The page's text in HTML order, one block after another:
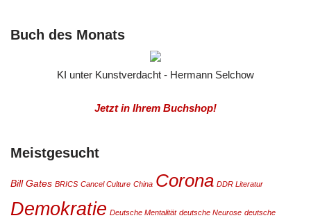
Buch des Monats
KI unter Kunstverdacht - Hermann Selchow
Jetzt in Ihrem Buchshop!
Meistgesucht
Bill Gates BRICS Cancel Culture China Corona DDR Literatur
Demokratie Deutsche Mentalität deutsche Neurose deutsche